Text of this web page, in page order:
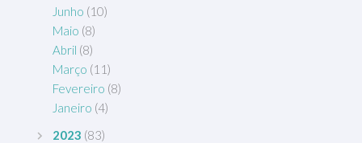
Junho (10)
Maio (8)
Abril (8)
Março (11)
Fevereiro (8)
Janeiro (4)
2023 (83)